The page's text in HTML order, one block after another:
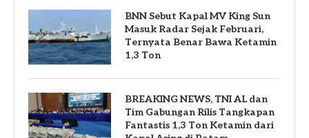
BNN Sebut Kapal MV King Sun
Masuk Radar Sejak Februari,
Ternyata Benar Bawa Ketamin
1,3 Ton
BREAKING NEWS, TNI AL dan
Tim Gabungan Rilis Tangkapan
Fantastis 1,3 Ton Ketamin dari